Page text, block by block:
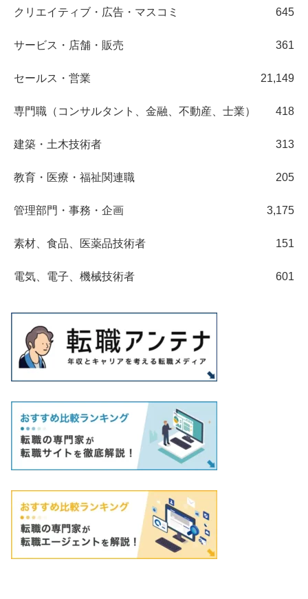
クリエイティブ・広告・マスコミ 645
サービス・店舗・販売 361
セールス・営業 21,149
専門職（コンサルタント、金融、不動産、士業） 418
建築・土木技術者 313
教育・医療・福祉関連職 205
管理部門・事務・企画 3,175
素材、食品、医薬品技術者 151
電気、電子、機械技術者 601